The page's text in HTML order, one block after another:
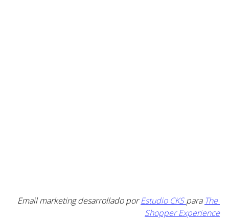
Email marketing desarrollado por Estudio CKS para The
Shopper Experience